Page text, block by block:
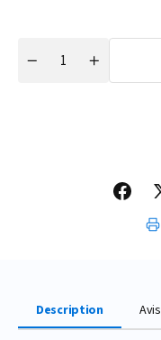
Réduire
Quantité
Augmenter
Description